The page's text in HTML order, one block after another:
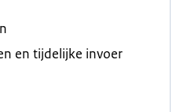
en tijdelijke invoer